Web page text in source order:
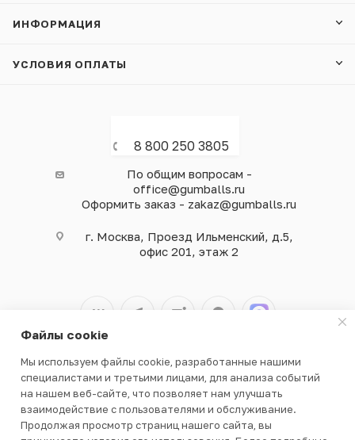
ИНФОРМАЦИЯ
УСЛОВИЯ ОПЛАТЫ
8 800 250 3805
По общим вопросам -
office@gumballs.ru
Оформить заказ - zakaz@gumballs.ru
г. Москва, Проезд Ильменский, д.5,
офис 201, этаж 2
2026 © ООО «ВЕНДГАМ» © 2000-2025
Файлы cookie
Мы используем файлы cookie, разработанные нашими
специалистами и третьими лицами, для анализа событий
на нашем веб-сайте, что позволяет нам улучшать
взаимодействие с пользователями и обслуживание.
Продолжая просмотр страниц нашего сайта, вы